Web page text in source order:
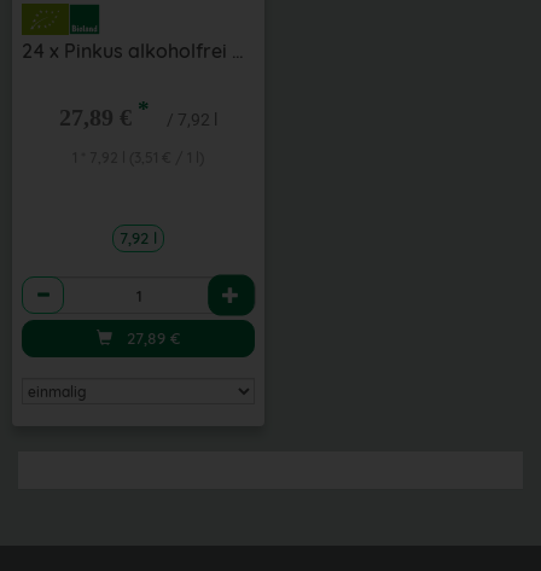
24 x Pinkus alkoholfrei 0,33 l
27,89 € * / 7,92 l
7,92 l
Anzahl
27,89 €